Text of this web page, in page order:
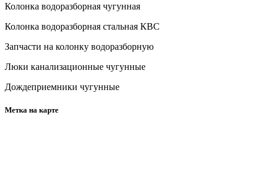
Колонка водоразборная чугунная
Колонка водоразборная стальная КВС
Запчасти на колонку водоразборную
Люки канализационные чугунные
Дождеприемники чугунные
Метка на карте